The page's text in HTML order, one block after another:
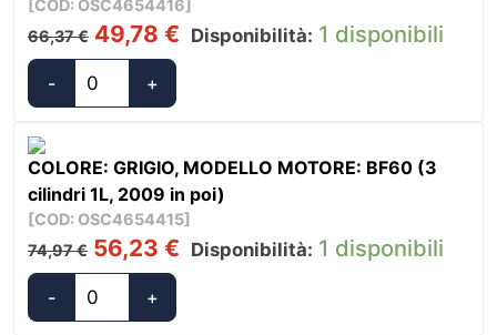
Riposo
quantità
[COD: OSC4654416]
66,37€ Il
prezzo
originale
era:
49,78 € Disponibilità: 1 disponibili
-
Oceansouth
Navigazione
e
Riposo
quantità
+
COLORE: GRIGIO, MODELLO MOTORE: BF60 (3
cilindri 1L, 2009 in poi)
[COD: OSC4654415]
74,97€ Il
prezzo
originale
era:
56,23 € Disponibilità: 1 disponibili
-
Oceansouth
+